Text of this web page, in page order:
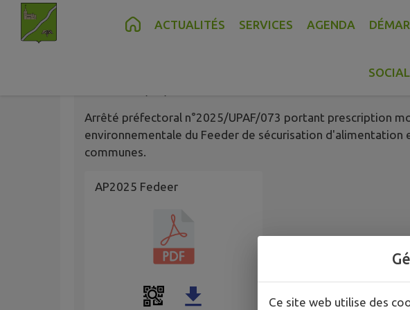
Contenu Recherche Pied de page
ACTUALITÉS SERVICES AGENDA
Arrêté préfectoral Fedeer
Arrêté préfectoral n°2025/UPAF/073 portant prescription
environnementale du Feeder de sécurisation
communes.
AP2025 Fedeer
Ce site web utilise des